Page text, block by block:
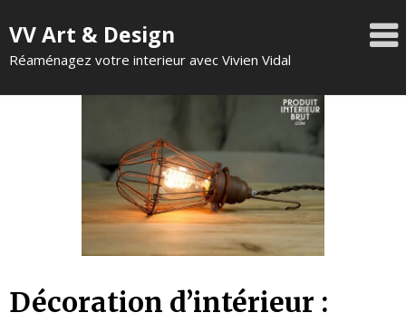
VV Art & Design
Réaménagez votre interieur avec Vivien Vidal
Décoration d’intérieur :